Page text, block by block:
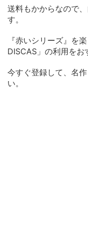
送料もかからなので
す。
『赤いシリーズ』を
DISCAS」の利用をお
今すぐ登録して、名
い。